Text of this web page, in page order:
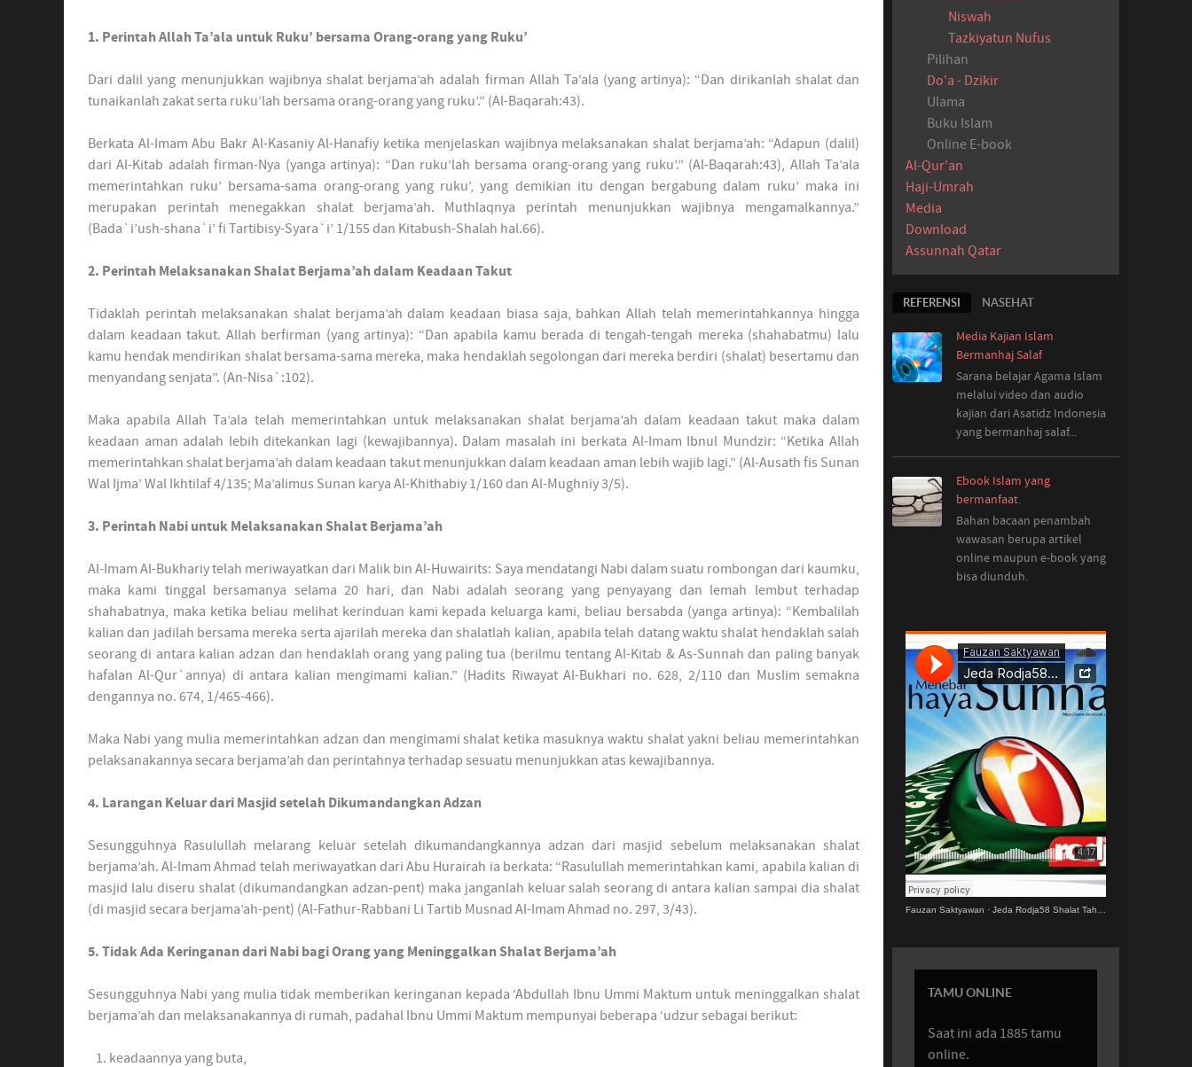
1. Perintah Allah Ta’ala untuk Ruku’ bersama Orang-orang yang Ruku’
Dari dalil yang menunjukkan wajibnya shalat berjama’ah adalah firman Allah Ta’ala (yang artinya): “Dan dirikanlah shalat dan
tunaikanlah zakat serta ruku’lah bersama orang-orang yang ruku’.” (Al-Baqarah:43).
Berkata Al-Imam Abu Bakr Al-Kasaniy Al-Hanafiy ketika menjelaskan wajibnya melaksanakan shalat berjama’ah: “Adapun (dalil)
dari Al-Kitab adalah firman-Nya (yanga artinya): “Dan ruku’lah bersama orang-orang yang ruku’.” (Al-Baqarah:43), Allah Ta’ala
memerintahkan ruku’ bersama-sama orang-orang yang ruku’, yang demikian itu dengan bergabung dalam ruku’ maka ini
merupakan perintah menegakkan shalat berjama’ah. Muthlaqnya perintah menunjukkan wajibnya mengamalkannya.”
(Bada`i’ush-shana`i’ fi Tartibisy-Syara`i’ 1/155 dan Kitabush-Shalah hal.66).
2. Perintah Melaksanakan Shalat Berjama’ah dalam Keadaan Takut
Tidaklah perintah melaksanakan shalat berjama’ah dalam keadaan biasa saja, bahkan Allah telah memerintahkannya hingga
dalam keadaan takut. Allah berfirman (yang artinya): “Dan apabila kamu berada di tengah-tengah mereka (shahabatmu) lalu
kamu hendak mendirikan shalat bersama-sama mereka, maka hendaklah segolongan dari mereka berdiri (shalat) besertamu dan
menyandang senjata”. (An-Nisa`:102).
Maka apabila Allah Ta’ala telah memerintahkan untuk melaksanakan shalat berjama’ah dalam keadaan takut maka dalam
keadaan aman adalah lebih ditekankan lagi (kewajibannya). Dalam masalah ini berkata Al-Imam Ibnul Mundzir: “Ketika Allah
memerintahkan shalat berjama’ah dalam keadaan takut menunjukkan dalam keadaan aman lebih wajib lagi.” (Al-Ausath fis Sunan
Wal Ijma’ Wal Ikhtilaf 4/135; Ma’alimus Sunan karya Al-Khithabiy 1/160 dan Al-Mughniy 3/5).
3. Perintah Nabi untuk Melaksanakan Shalat Berjama’ah
Al-Imam Al-Bukhariy telah meriwayatkan dari Malik bin Al-Huwairits: Saya mendatangi Nabi dalam suatu rombongan dari kaumku,
maka kami tinggal bersamanya selama 20 hari, dan Nabi adalah seorang yang penyayang dan lemah lembut terhadap
shahabatnya, maka ketika beliau melihat kerinduan kami kepada keluarga kami, beliau bersabda (yanga artinya): “Kembalilah
kalian dan jadilah bersama mereka serta ajarilah mereka dan shalatlah kalian, apabila telah datang waktu shalat hendaklah salah
seorang di antara kalian adzan dan hendaklah orang yang paling tua (berilmu tentang Al-Kitab & As-Sunnah dan paling banyak
hafalan Al-Qur`annya) di antara kalian mengimami kalian.” (Hadits Riwayat Al-Bukhari no. 628, 2/110 dan Muslim semakna
dengannya no. 674, 1/465-466).
Maka Nabi yang mulia memerintahkan adzan dan mengimami shalat ketika masuknya waktu shalat yakni beliau memerintahkan
pelaksanakannya secara berjama’ah dan perintahnya terhadap sesuatu menunjukkan atas kewajibannya.
4. Larangan Keluar dari Masjid setelah Dikumandangkan Adzan
Sesungguhnya Rasulullah melarang keluar setelah dikumandangkannya adzan dari masjid sebelum melaksanakan shalat
berjama’ah. Al-Imam Ahmad telah meriwayatkan dari Abu Hurairah ia berkata: “Rasulullah memerintahkan kami, apabila kalian di
masjid lalu diseru shalat (dikumandangkan adzan-pent) maka janganlah keluar salah seorang di antara kalian sampai dia shalat
(di masjid secara berjama’ah-pent) (Al-Fathur-Rabbani Li Tartib Musnad Al-Imam Ahmad no. 297, 3/43).
5. Tidak Ada Keringanan dari Nabi bagi Orang yang Meninggalkan Shalat Berjama’ah
Sesungguhnya Nabi yang mulia tidak memberikan keringanan kepada ‘Abdullah Ibnu Ummi Maktum untuk meninggalkan shalat
berjama’ah dan melaksanakannya di rumah, padahal Ibnu Ummi Maktum mempunyai beberapa ‘udzur sebagai berikut:
keadaannya yang buta,
Niswah
Tazkiyatun Nufus
Pilihan
Do'a - Dzikir
Ulama
Buku Islam
Online E-book
Al-Qur'an
Haji-Umrah
Media
Download
Assunnah Qatar
REFERENSI NASEHAT
Media Kajian Islam
Bermanhaj Salaf
Sarana belajar Agama Islam
melalui video dan audio
kajian dari Asatidz Indonesia
yang bermanhaj salaf...
Ebook Islam yang
bermanfaat.
Bahan bacaan penambah
wawasan berupa artikel
online maupun e-book yang
bisa diunduh.
Fauzan Saktyawan · Jeda Rodja58 Shalat Tahajjud.MP3
TAMU ONLINE
Saat ini ada 1885 tamu
online.